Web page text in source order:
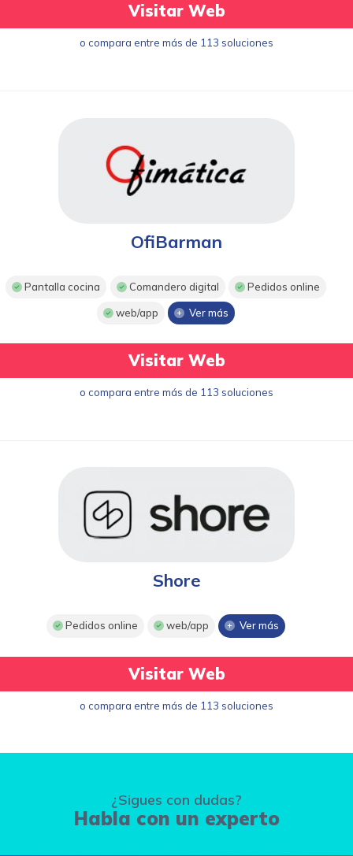
Visitar Web
o compara entre más de 113 soluciones
OfiBarman
Pantalla cocina Comandero digital Pedidos online
web/app Ver más
Visitar Web
o compara entre más de 113 soluciones
Shore
Pedidos online web/app Ver más
Visitar Web
o compara entre más de 113 soluciones
¿Sigues con dudas?
Habla con un experto